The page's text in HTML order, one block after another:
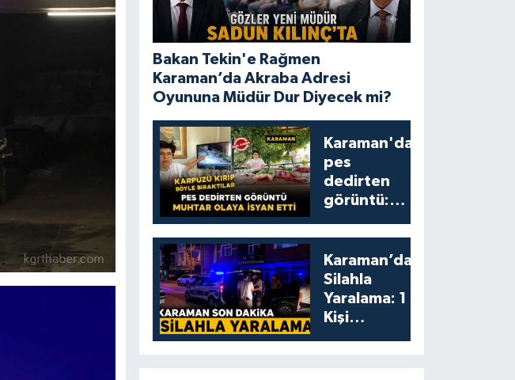
Bakan Tekin'e Rağmen
Karaman’da Akraba Adresi
Oyununa Müdür Dur Diyecek mi?
Karaman'da
pes
dedirten
görüntü:
yumruklayıp
yediler,
artıklarını
kamelyada
bıraktılar
Karaman’da
Silahla
Yaralama: 1
Kişi